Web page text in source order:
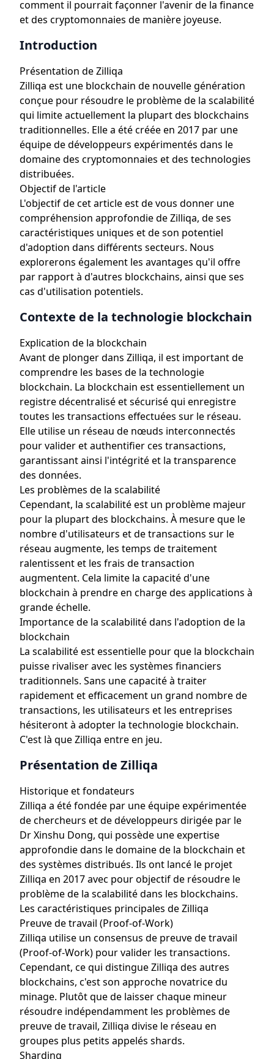
comment il pourrait façonner l'avenir de la finance
et des cryptomonnaies de manière joyeuse.
Introduction
Présentation de Zilliqa
Zilliqa est une blockchain de nouvelle génération
conçue pour résoudre le problème de la scalabilité
qui limite actuellement la plupart des blockchains
traditionnelles. Elle a été créée en 2017 par une
équipe de développeurs expérimentés dans le
domaine des cryptomonnaies et des technologies
distribuées.
Objectif de l'article
L'objectif de cet article est de vous donner une
compréhension approfondie de Zilliqa, de ses
caractéristiques uniques et de son potentiel
d'adoption dans différents secteurs. Nous
explorerons également les avantages qu'il offre
par rapport à d'autres blockchains, ainsi que ses
cas d'utilisation potentiels.
Contexte de la technologie blockchain
Explication de la blockchain
Avant de plonger dans Zilliqa, il est important de
comprendre les bases de la technologie
blockchain. La blockchain est essentiellement un
registre décentralisé et sécurisé qui enregistre
toutes les transactions effectuées sur le réseau.
Elle utilise un réseau de nœuds interconnectés
pour valider et authentifier ces transactions,
garantissant ainsi l'intégrité et la transparence
des données.
Les problèmes de la scalabilité
Cependant, la scalabilité est un problème majeur
pour la plupart des blockchains. À mesure que le
nombre d'utilisateurs et de transactions sur le
réseau augmente, les temps de traitement
ralentissent et les frais de transaction
augmentent. Cela limite la capacité d'une
blockchain à prendre en charge des applications à
grande échelle.
Importance de la scalabilité dans l'adoption de la
blockchain
La scalabilité est essentielle pour que la blockchain
puisse rivaliser avec les systèmes financiers
traditionnels. Sans une capacité à traiter
rapidement et efficacement un grand nombre de
transactions, les utilisateurs et les entreprises
hésiteront à adopter la technologie blockchain.
C'est là que Zilliqa entre en jeu.
Présentation de Zilliqa
Historique et fondateurs
Zilliqa a été fondée par une équipe expérimentée
de chercheurs et de développeurs dirigée par le
Dr Xinshu Dong, qui possède une expertise
approfondie dans le domaine de la blockchain et
des systèmes distribués. Ils ont lancé le projet
Zilliqa en 2017 avec pour objectif de résoudre le
problème de la scalabilité dans les blockchains.
Les caractéristiques principales de Zilliqa
Preuve de travail (Proof-of-Work)
Zilliqa utilise un consensus de preuve de travail
(Proof-of-Work) pour valider les transactions.
Cependant, ce qui distingue Zilliqa des autres
blockchains, c'est son approche novatrice du
minage. Plutôt que de laisser chaque mineur
résoudre indépendamment les problèmes de
preuve de travail, Zilliqa divise le réseau en
groupes plus petits appelés shards.
Sharding